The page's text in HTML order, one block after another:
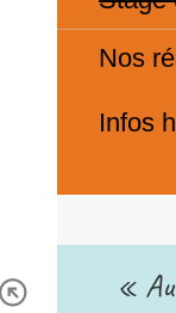
Nos
Infos
« Au